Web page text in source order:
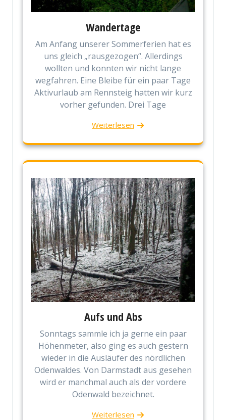
Wandertage
Am Anfang unserer Sommerferien hat es
uns gleich „rausgezogen“. Allerdings
wollten und konnten wir nicht lange
wegfahren. Eine Bleibe für ein paar Tage
Aktivurlaub am Rennsteig hatten wir kurz
vorher gefunden. Drei Tage
Weiterlesen
Aufs und Abs
Sonntags sammle ich ja gerne ein paar
Höhenmeter, also ging es auch gestern
wieder in die Ausläufer des nördlichen
Odenwaldes. Von Darmstadt aus gesehen
wird er manchmal auch als der vordere
Odenwald bezeichnet.
Weiterlesen